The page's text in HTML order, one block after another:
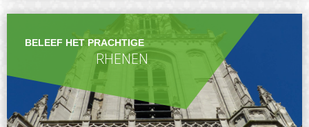
BELEEF HET PRACHTIGE
RHENEN